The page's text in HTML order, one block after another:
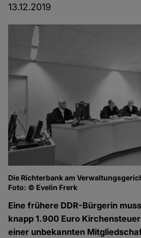
13.12.2019
Die Richterbank am
Foto: © Evelin Frerk
Eine frühere DDR-Bürgerin
knapp 1.900 Euro
einer unbekannten